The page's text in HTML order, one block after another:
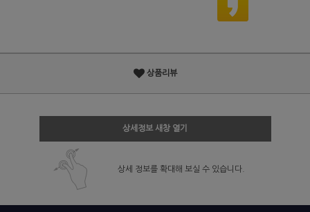
상품리뷰
상세정보 새창 열기
상세 정보를 확대해 보실 수 있습니다.